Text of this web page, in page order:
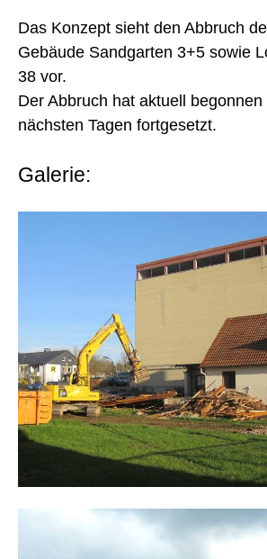
Das Konzept sieht den Abbruch
Gebäude Sandgarten 3+5 sowie
38 vor.
Der Abbruch hat aktuell
nächsten Tagen fortgesetzt.
Galerie: